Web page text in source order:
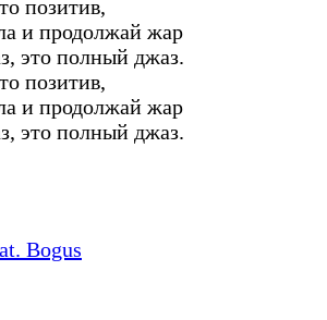
позитив,
и продолжай жар
это полный джаз.
позитив,
и продолжай жар
это полный джаз.
Bogus